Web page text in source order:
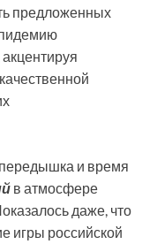
предложенных
качественной
и время
в атмосфере
даже, что
игры российской